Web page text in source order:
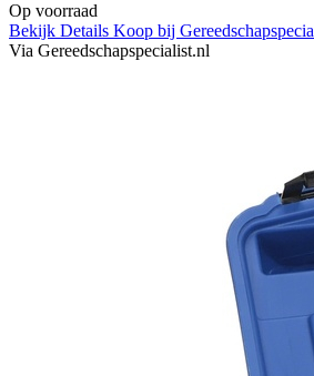
Op voorraad
Bekijk Details Koop bij
Via Gereedschapspecialist.nl